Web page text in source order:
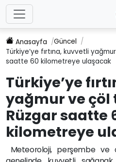
Anasayfa
Güncel
Türkiye’ye fırtına, kuvvetli
saatte 60 kilometreye ulaşacak
Türkiye’ye
yağmur ve çöl
Rüzgar saatte
kilometreye
Meteoroloji, perşembe ve